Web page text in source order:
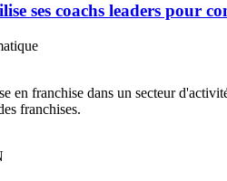
ses coachs leaders pour
en franchise dans un secteur
franchises.